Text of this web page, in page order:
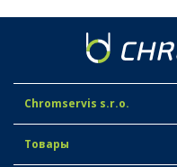
Chromservis s.r.o.
Товары